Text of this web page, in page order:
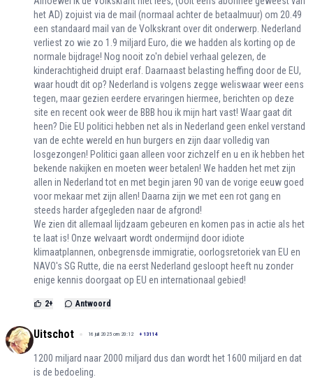
het AD) zojuist via de mail (normaal achter de betaalmuur) om 20.49
een standaard mail van de Volkskrant over dit onderwerp. Nederland
verliest zo wie zo 1.9 miljard Euro, die we hadden als korting op de
normale bijdrage! Nog nooit zo'n debiel verhaal gelezen, de
kinderachtigheid druipt eraf. Daarnaast belasting heffing door de EU,
waar houdt dit op? Nederland is volgens zegge weliswaar weer eens
tegen, maar gezien eerdere ervaringen hiermee, berichten op deze
site en recent ook weer de BBB hou ik mijn hart vast! Waar gaat dit
heen? Die EU politici hebben net als in Nederland geen enkel verstand
van de echte wereld en hun burgers en zijn daar volledig van
losgezongen! Politici gaan alleen voor zichzelf en u en ik hebben het
bekende nakijken en moeten weer betalen! We hadden het met zijn
allen in Nederland tot en met begin jaren 90 van de vorige eeuw goed
voor mekaar met zijn allen! Daarna zijn we met een rot gang en
steeds harder afgegleden naar de afgrond!
We zien dit allemaal lijdzaam gebeuren en komen pas in actie als het
te laat is! Onze welvaart wordt ondermijnd door idiote
klimaatplannen, onbegrensde immigratie, oorlogsretoriek van EU en
NAVO's SG Rutte, die na eerst Nederland gesloopt heeft nu zonder
enige kennis doorgaat op EU en internationaal gebied!
2+ Antwoord
Uitschot 16 juli 2025 om 20:12 + 13114
1200 miljard naar 2000 miljard dus dan wordt het 1600 miljard en dat
is de bedoeling.